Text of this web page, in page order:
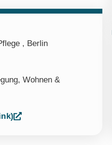
, Berlin
, Wohnen &